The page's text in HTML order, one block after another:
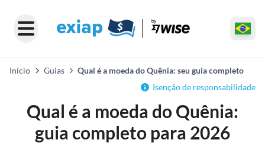
Início Guias
Qual é a moeda do Quênia: seu guia completo
Isenção de responsabilidade
Qual é a moeda do Quênia:
guia completo para 2026